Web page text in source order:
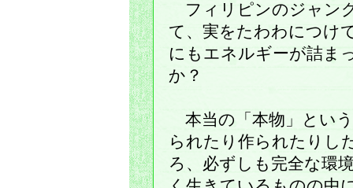
フィリピンのジャン
て、実をたわわにつ
にもエネルギーが詰ま
か？
本当の「本物」とい
られたり作られたりし
ろ、必ずしも完全な環